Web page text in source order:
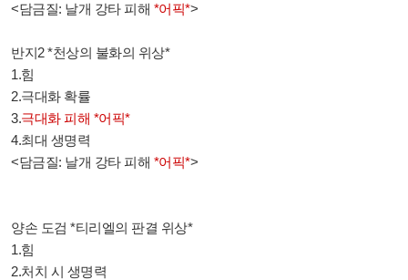
<담금질: 날개 강타 피해 *어픽*>
반지2 *천상의 불화의 위상*
1.힘
2.극대화 확률
3.극대화 피해 *어픽*
4.최대 생명력
<담금질: 날개 강타 피해 *어픽*>
양손 도검 *티리엘의 판결 위상*
1.힘
2.처치 시 생명력